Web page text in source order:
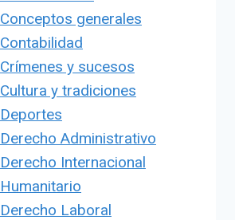
Conceptos generales
Contabilidad
Crímenes y sucesos
Cultura y tradiciones
Deportes
Derecho Administrativo
Derecho Internacional
Humanitario
Derecho Laboral